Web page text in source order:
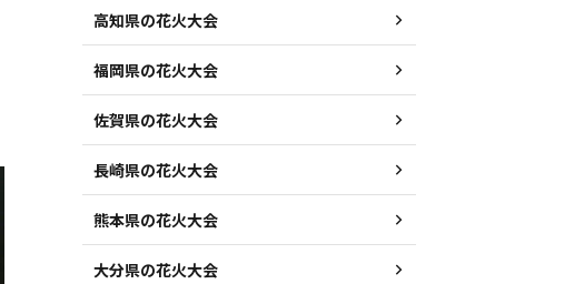
高知県の花火大会
福岡県の花火大会
佐賀県の花火大会
長崎県の花火大会
熊本県の花火大会
大分県の花火大会